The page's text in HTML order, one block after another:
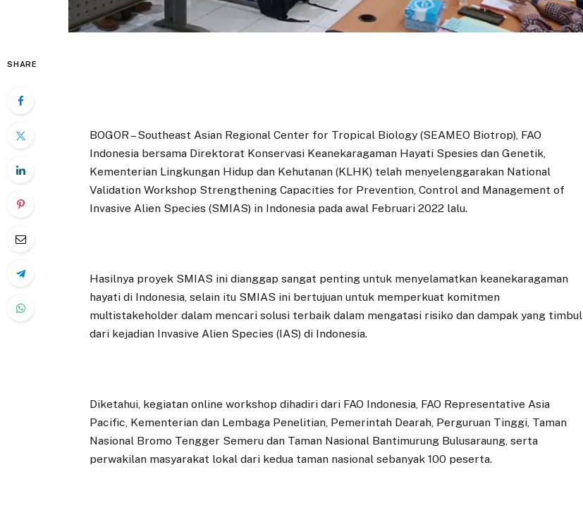
SHARE
BOGOR – Southeast Asian Regional Center for Tropical Biology (SEAMEO Biotrop), FAO
Indonesia bersama Direktorat Konservasi Keanekaragaman Hayati Spesies dan Genetik,
Kementerian Lingkungan Hidup dan Kehutanan (KLHK) telah menyelenggarakan National
Validation Workshop Strengthening Capacities for Prevention, Control and Management of
Invasive Alien Species (SMIAS) in Indonesia pada awal Februari 2022 lalu.
Hasilnya proyek SMIAS ini dianggap sangat penting untuk menyelamatkan keanekaragaman
hayati di Indonesia, selain itu SMIAS ini bertujuan untuk memperkuat komitmen
multistakeholder dalam mencari solusi terbaik dalam mengatasi risiko dan dampak yang timbul
dari kejadian Invasive Alien Species (IAS) di Indonesia.
Diketahui, kegiatan online workshop dihadiri dari FAO Indonesia, FAO Representative Asia
Pacific, Kementerian dan Lembaga Penelitian, Pemerintah Dearah, Perguruan Tinggi, Taman
Nasional Bromo Tengger Semeru dan Taman Nasional Bantimurung Bulusaraung, serta
perwakilan masyarakat lokal dari kedua taman nasional sebanyak 100 peserta.